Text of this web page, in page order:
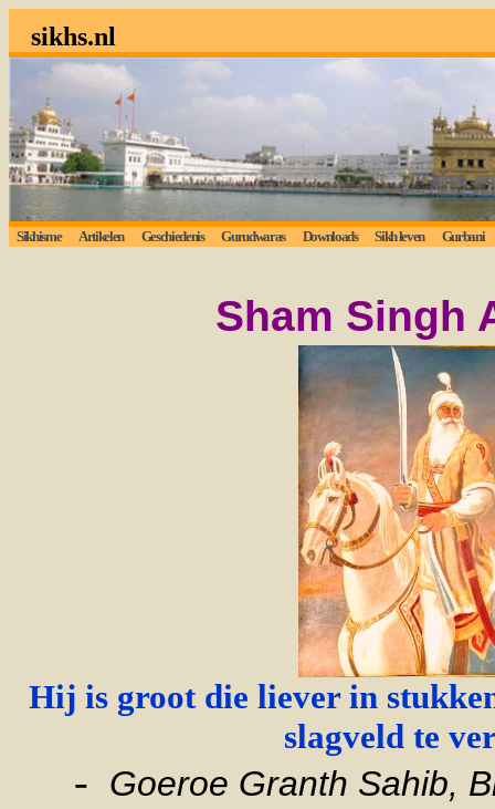
sikhs.nl
Sikhisme Artikelen Geschiedenis Gurudwaras Downloads Sikh leven Gurbani
Sham Singh
Hij is groot die liever in
slagveld te
- Goeroe Granth Sahib,